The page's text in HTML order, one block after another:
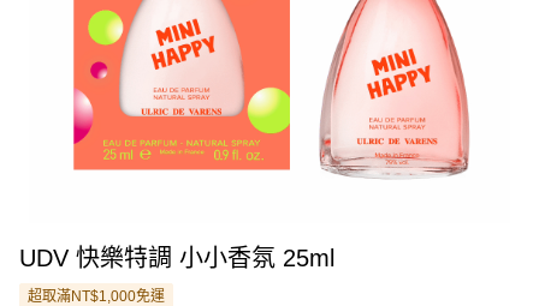
UDV 快樂特調 小小香氛 25ml
超取滿NT$1,000免運